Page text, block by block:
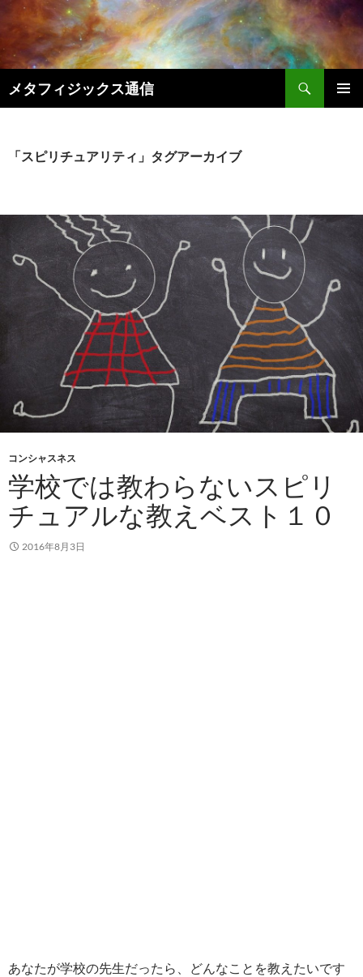
テ
ン
へ
メタフィジックス通信
索
「スピリチュアリティ」タグアーカイブ
コンシャスネス
学校では教わらないスピリ
チュアルな教えベスト１０
2016年8月3日
あなたが学校の先生だったら、どんなことを教えたいです